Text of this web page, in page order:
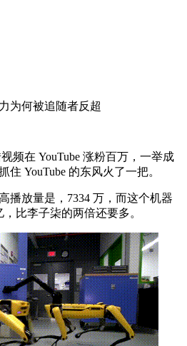
为何被追随者反超
在 YouTube 涨粉百万，一举成
YouTube 的东风火了一把。
放量是，7334 万，而这个机器
比李子柒的两倍还要多。